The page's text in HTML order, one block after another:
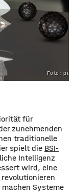
Foto:
für
zunehmenden
traditionelle
spielt die BSI-
Intelligenz
wird, eine
revolutionieren
Systeme